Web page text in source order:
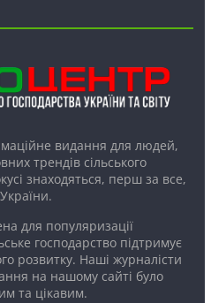
видання для людей,
трендів сільського
знаходяться, перш за все,
для популяризації
господарство підтримує
розвитку. Наші журналісти
на нашому сайті було
та цікавим.